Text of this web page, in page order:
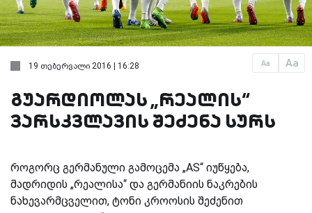
Aa Aa
19 თებერვალი 2016 | 16:28
გუარდიოლას „რეალის“
ვარსკვლავის შეძენა სურს
როგორც გერმანული გამოცემა „AS“ იუწყება,
მადრიდის „რეალისა“ და გერმანიის ნაკრების
ნახევარმცველით, ტონი კროოსის შეძენით